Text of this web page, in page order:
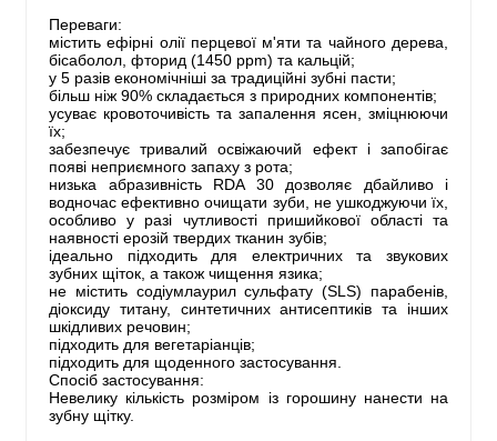
Переваги:
містить ефірні олії перцевої м'яти та чайного дерева,
бісаболол, фторид (1450 ppm) та кальцій;
у 5 разів економічніші за традиційні зубні пасти;
більш ніж 90% складається з природних компонентів;
усуває кровоточивість та запалення ясен, зміцнюючи
їх;
забезпечує тривалий освіжаючий ефект і запобігає
появі неприємного запаху з рота;
низька абразивність RDA 30 дозволяє дбайливо і
водночас ефективно очищати зуби, не ушкоджуючи їх,
особливо у разі чутливості пришийкової області та
наявності ерозій твердих тканин зубів;
ідеально підходить для електричних та звукових
зубних щіток, а також чищення язика;
не містить содіумлаурил сульфату (SLS) парабенів,
діоксиду титану, синтетичних антисептиків та інших
шкідливих речовин;
підходить для вегетаріанців;
підходить для щоденного застосування.
Спосіб застосування:
Невелику кількість розміром із горошину нанести на
зубну щітку.